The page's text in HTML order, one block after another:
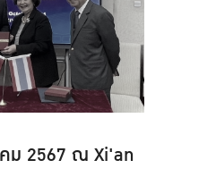
2567 ณ Xi'an